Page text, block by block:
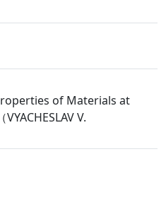
of Materials at
V.